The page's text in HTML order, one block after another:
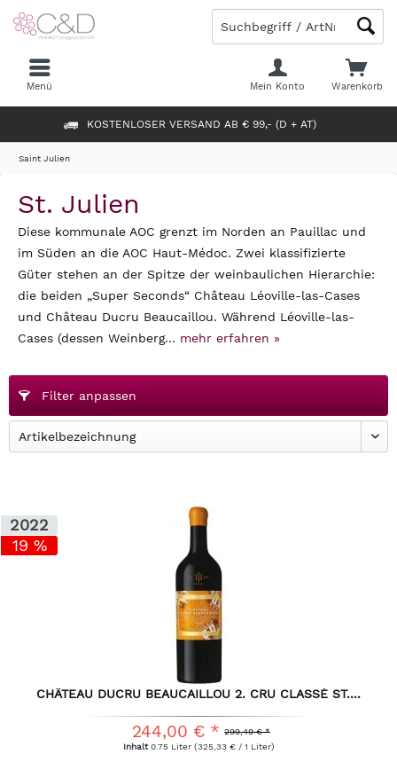
KOSTENLOSER VERSAND AB € 99,- (D + AT)
Warenkorb
Mein Konto
Menü
Saint Julien
St. Julien
Diese kommunale AOC grenzt im Norden an Pauillac und
im Süden an die AOC Haut-Médoc. Zwei klassifizierte
Güter stehen an der Spitze der weinbaulichen Hierarchie:
die beiden „Super Seconds“ Château Léoville-las-Cases
und Château Ducru Beaucaillou. Während Léoville-las-
Cases (dessen Weinberg... mehr erfahren »
Filter anpassen
2022
19 %
CHÂTEAU DUCRU BEAUCAILLOU 2. CRU CLASSÉ ST....
299,49 € *
244,00 € *
Inhalt0.75 Liter (325,33 € / 1 Liter)